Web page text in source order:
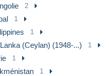
2
1
1
(Ceylan) (1948-...) 1
1
1